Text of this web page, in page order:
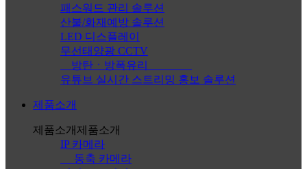
패스워드 관리 솔루션
산불/화재예방 솔루션
LED 디스플레이
무선태양광 CCTV
방탄ㆍ방폭유리
유튜브 실시간 스트리밍 홍보 솔루션
제품소개
제품소개제품소개
IP 카메라
동축 카메라